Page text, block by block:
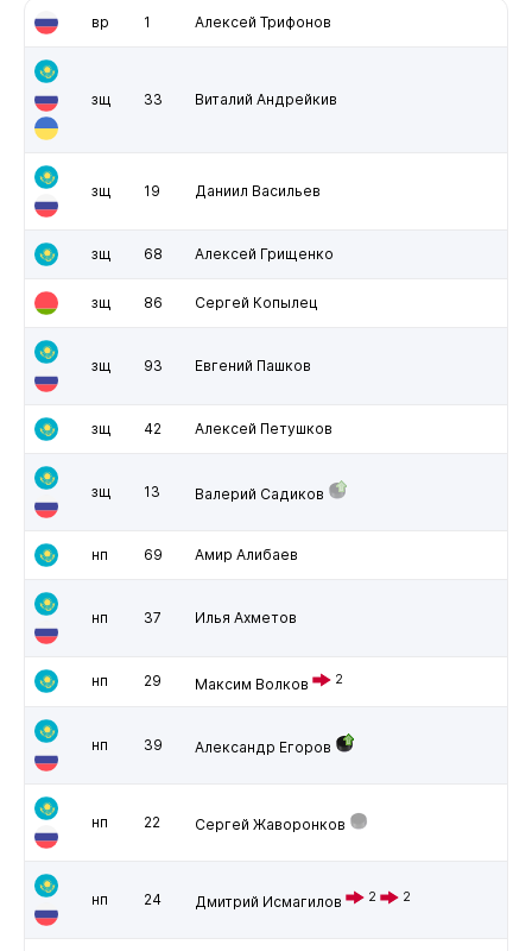
вр 1 Алексей Трифонов
зщ 33 Виталий Андрейкив
зщ 19 Даниил Васильев
зщ 68 Алексей Грищенко
зщ 86 Сергей Копылец
зщ 93 Евгений Пашков
зщ 42 Алексей Петушков
зщ 13 Валерий Садиков
нп 69 Амир Алибаев
нп 37 Илья Ахметов
нп 29 Максим Волков 2
нп 39 Александр Егоров
нп 22 Сергей Жаворонков
нп 24 Дмитрий Исмагилов 2 2